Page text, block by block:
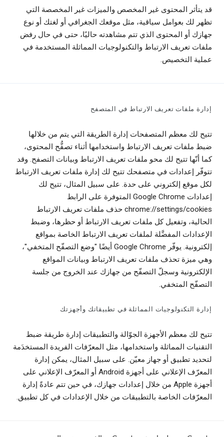
قد يتأثر المحتوى غير المخصص والميزات غير المخصصة التي
تظهر لك بعوامل سياقية، مثل موقعك الجغرافي أو لغتك أو نوع
جهازك أو المحتوى الذي تتم مشاهدته حاليًا، حتى في حال رفض
ملفات تعريف الارتباط والتكنولوجيات المماثلة المستخدمة في
عملية التخصيص.
إدارة ملفات تعريف الارتباط في المتصفح
تتيح لك معظم المتصفحات إدارة الطريقة التي يتم من خلالها
ضبط ملفات تعريف الارتباط واستخدامها أثناء تصفُّح المحتوى،
كما أنّها تتيح لك محو ملفات تعريف الارتباط وبيانات التصفح. وقد
تتوفّر إعدادات في متصفحك تتيح لك إدارة ملفات تعريف الارتباط
لكل موقع إلكتروني على حدة. على سبيل المثال، تتيح لك
إعدادات Google Chrome المتوفرة على الرابط
chrome://settings/cookies حذف ملفات تعريف الارتباط
الحالية، وتفعيل كل ملفات تعريف الارتباط أو حظرها، وضبط
الإعدادات المفضَّلة لملفات تعريف الارتباط الخاصة بمواقع
إلكترونية. يوفّر Google Chrome أيضًا "وضع التصفّح المتخفي"،
وهي ميزة تحذف ملفات تعريف الارتباط وبيانات المواقع
الإلكترونية وسجلّ التصفّح من جهازك عند الخروج من جلسة
التصفّح المتخفي.
إدارة التكنولوجيات المماثلة في تطبيقاتك وأجهزتك
تتيح لك معظم الأجهزة الجوّالة والتطبيقات إدارة طريقة ضبط
التقنيات المماثلة واستخدامها، مثل المعرّفات الفريدة المستخدَمة
لتحديد تطبيق أو جهاز معيّن. على سبيل المثال، يمكن إدارة
المعرّف الإعلاني على أجهزة Android أو المعرّف الإعلاني على
أجهزة Apple من خلال إعدادات جهازك، في حين تتم عادةً إدارة
المعرّفات الخاصة بالتطبيقات من خلال الإعدادات في كل تطبيق.